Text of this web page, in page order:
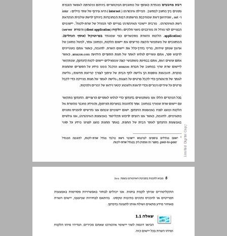
פרק 1 מודל שרת-לקוח ... 7